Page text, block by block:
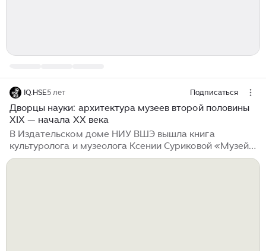
IQ.HSE5 лет Подписаться
Дворцы науки: архитектура музеев второй половины
XIX — начала XX века
В Издательском доме НИУ ВШЭ вышла книга
культуролога и музеолога Ксении Суриковой «Музей:
архитектурная история». IQ.HSE публикует из неё